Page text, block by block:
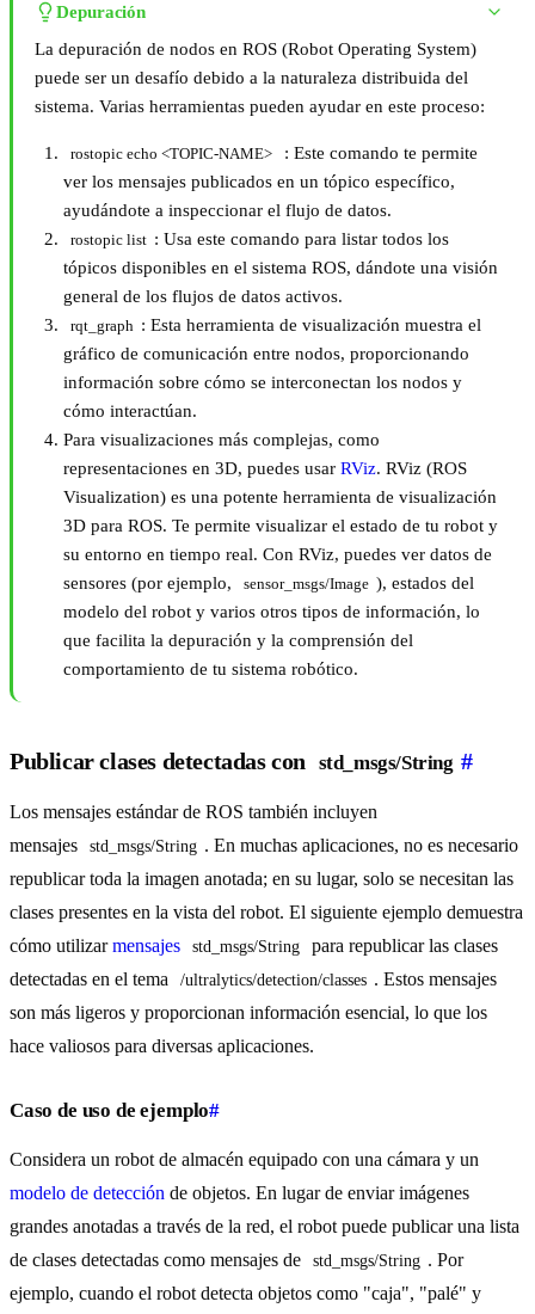
Depuración
La depuración de nodos en ROS (Robot Operating System)
puede ser un desafío debido a la naturaleza distribuida del
sistema. Varias herramientas pueden ayudar en este proceso:
rostopic echo <TOPIC-NAME>
: Este comando te permite
ver los mensajes publicados en un tópico específico,
ayudándote a inspeccionar el flujo de datos.
rostopic list : Usa este comando para listar todos los
tópicos disponibles en el sistema ROS, dándote una visión
general de los flujos de datos activos.
rqt_graph : Esta herramienta de visualización muestra el
gráfico de comunicación entre nodos, proporcionando
información sobre cómo se interconectan los nodos y
cómo interactúan.
Para visualizaciones más complejas, como
representaciones en 3D, puedes usar RViz. RViz (ROS
Visualization) es una potente herramienta de visualización
3D para ROS. Te permite visualizar el estado de tu robot y
su entorno en tiempo real. Con RViz, puedes ver datos de
sensores (por ejemplo,
sensor_msgs/Image ), estados del
modelo del robot y varios otros tipos de información, lo
que facilita la depuración y la comprensión del
comportamiento de tu sistema robótico.
Publicar clases detectadas con std_msgs/String #
Los mensajes estándar de ROS también incluyen
mensajes
std_msgs/String . En muchas aplicaciones, no es necesario
republicar toda la imagen anotada; en su lugar, solo se necesitan las
clases presentes en la vista del robot. El siguiente ejemplo demuestra
cómo utilizarmensajes std_msgs/String
para republicar las clases
detectadas en el tema
/ultralytics/detection/classes . Estos mensajes
son más ligeros y proporcionan información esencial, lo que los
hace valiosos para diversas aplicaciones.
Caso de uso de ejemplo#
Considera un robot de almacén equipado con una cámara y un
modelo de detección de objetos. En lugar de enviar imágenes
grandes anotadas a través de la red, el robot puede publicar una lista
de clases detectadas como mensajes de
std_msgs/String . Por
ejemplo, cuando el robot detecta objetos como "caja", "palé" y